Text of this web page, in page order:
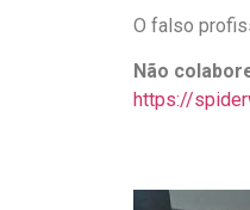
O falso
Não
https://